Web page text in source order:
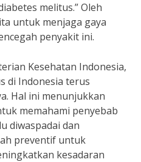
melitus.” Oleh
untuk menjaga gaya
penyakit ini.
Kesehatan Indonesia,
di Indonesia terus
Hal ini menunjukkan
memahami penyebab
diwaspadai dan
preventif untuk
kesadaran